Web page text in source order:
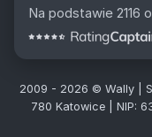
Na podstawie 2116
2009 - 2026 © Wally |
780 Katowice | NIP: